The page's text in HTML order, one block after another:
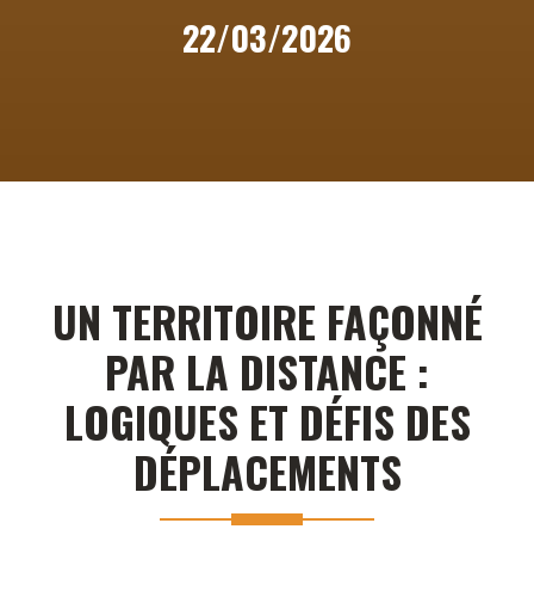
22/03/2026
UN TERRITOIRE FAÇONNÉ
PAR LA DISTANCE :
LOGIQUES ET DÉFIS DES
DÉPLACEMENTS